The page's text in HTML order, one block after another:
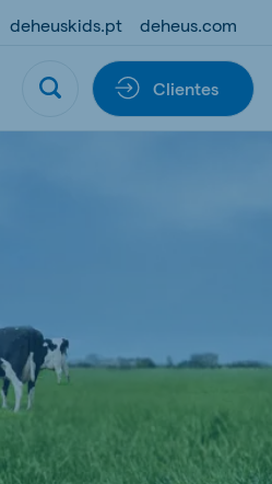
deheuskids.pt deheus.com
Clientes